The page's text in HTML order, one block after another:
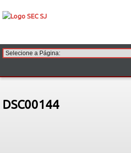
DSC00144